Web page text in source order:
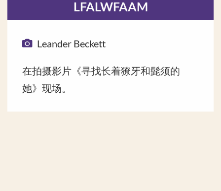
LFALWFAAM
Leander Beckett
在拍摄影片《寻找长着獠牙和髭须的
她》现场。